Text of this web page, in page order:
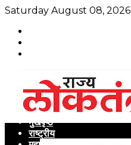
Saturday August 08, 2026
मुखपृष्ठ
राष्ट्रीय